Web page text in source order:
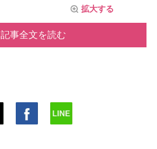
拡大する
記事全文を読む